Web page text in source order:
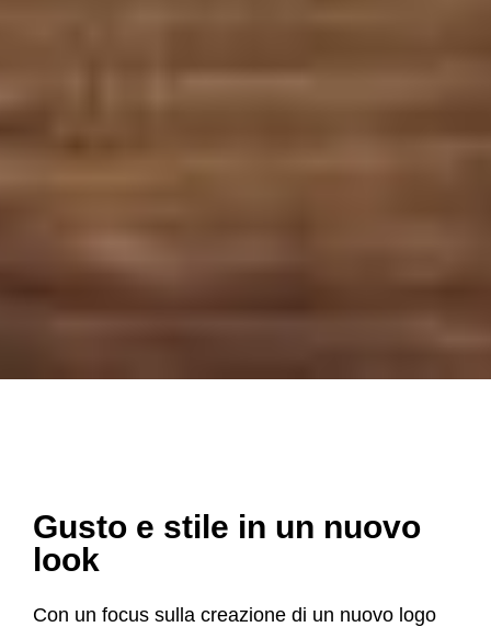
Gusto e stile in un nuovo
look
Con un focus sulla creazione di un nuovo logo